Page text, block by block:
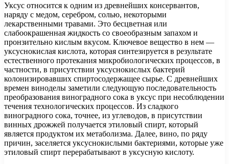
Уксус относится к одним из древнейших консервантов,
наряду с медом, серебром, солью, некоторыми
лекарственными травами. Это бесцветная или
слабоокрашенная жидкость со своеобразным запахом и
пронзительно кислым вкусом. Ключевое вещество в нем —
уксуснокислая кислота, которая синтезируется в результате
естественного протекания микробиологических процессов, в
частности, в присутствии уксуснокислых бактерий
колонизировавших спиртосодержащее сырье. С древнейших
времен виноделы заметили следующую последовательность
преобразования виноградного сока в уксус при несоблюдении
течения технологических процессов. Из сладкого
виноградного сока, точнее, из углеводов, в присутствии
винных дрожжей получается этиловый спирт, который
является продуктом их метаболизма. Далее, вино, по ряду
причин, заселяется уксуснокислыми бактериями, которые уже
этиловый спирт перерабатывают в уксусную кислоту.